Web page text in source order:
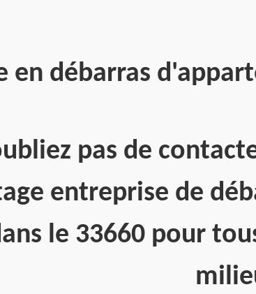
en débarras
pas de
entreprise de
le 33660 pour